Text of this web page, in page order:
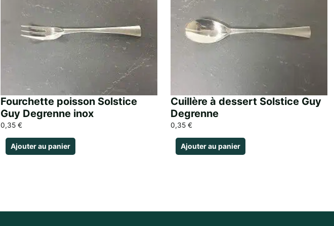
Fourchette poisson Solstice
Guy Degrenne inox
0,35 €
Ajouter au panier
Cuillère à dessert Solstice Guy
Degrenne
0,35 €
Ajouter au panier